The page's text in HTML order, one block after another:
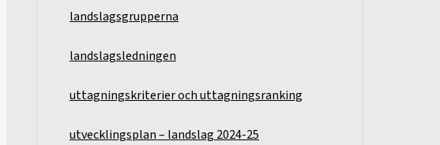
landslagsgrupperna
landslagsledningen
uttagningskriterier och uttagningsranking
utvecklingsplan – landslag 2024-25